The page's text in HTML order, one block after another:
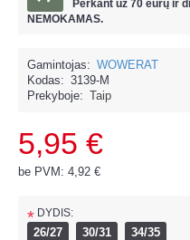
Perkant už 70 eurų ir
NEMOKAMAS.
Gamintojas: WOWERAT
Kodas: 3139-M
Prekyboje: Taip
5,95 €
be PVM: 4,92 €
* DYDIS:
26/27 30/31 34/35